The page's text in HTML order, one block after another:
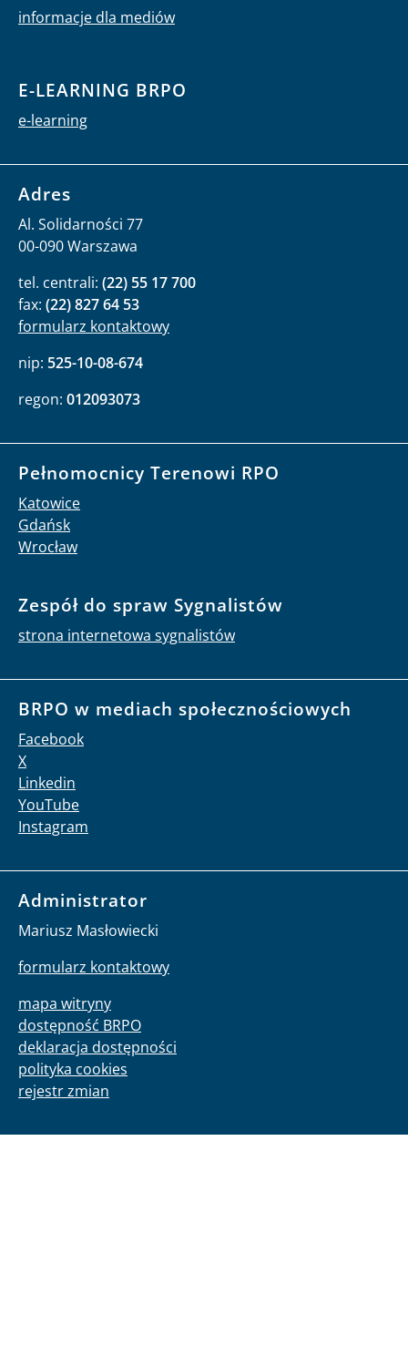
informacje dla mediów
E-LEARNING BRPO
e-learning
Adres
Al. Solidarności 77
00-090 Warszawa
tel. centrali: (22) 55 17 700
fax: (22) 827 64 53
formularz kontaktowy
nip: 525-10-08-674
regon: 012093073
Pełnomocnicy Terenowi RPO
Katowice
Gdańsk
Wrocław
Zespół do spraw Sygnalistów
strona internetowa sygnalistów
BRPO w mediach społecznościowych
Facebook
X
Linkedin
YouTube
Instagram
Administrator
Mariusz Masłowiecki
formularz kontaktowy
mapa witryny
dostępność BRPO
deklaracja dostępności
polityka cookies
rejestr zmian